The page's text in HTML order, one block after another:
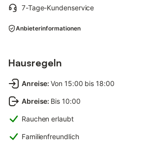
7-Tage-Kundenservice
Anbieterinformationen
Hausregeln
Anreise: Von 15:00 bis 18:00
Abreise: Bis 10:00
Rauchen erlaubt
Familienfreundlich